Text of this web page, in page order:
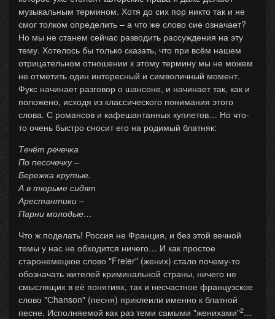
музыкальным термином. Хотя до сих пор никто так и не
смог толком определить – а что же слово сие означает?
Но мы не станем сейчас разводить рассуждения на эту
тему. Хотелось бы только сказать, что при всём нашем
отрицательном отношении к этому термину мы не можем
не отметить один интересный и символичный момент.
Фукс начинает разговор о шансоне, и начинает так, как и
положено, исходя из классического понимания этого
слова. С романсов и кафешантанных куплетов… Но что-
то очень быстро сносит его на родимый блатняк:
Течёт речечка
По песочечку –
Бережка крутые.
А в тюрьме сидят
Арестантики –
Парни молодые…
Что ж поделать! Россия не Франция, и без этой вечной
темы у нас не обходится ничего… И как простое
старонемецкое слово "Freier" (жених) стало почему-то
обозначать жителей криминальной страны, ничего не
смыслящих в её понятиях, так и несчастное французское
слово "Сhanson" (песня) приклеили именно к блатной
песне. Исполняемой как раз теми самыми "женихами"2…